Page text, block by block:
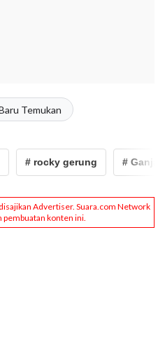
Temukan
# rocky gerung # Ganjar